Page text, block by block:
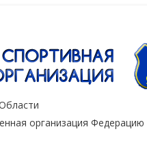
организация